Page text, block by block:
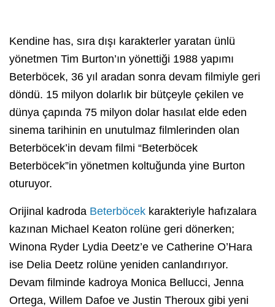
Kendine has, sıra dışı karakterler yaratan ünlü
yönetmen Tim Burton’ın yönettiği 1988 yapımı
Beterböcek, 36 yıl aradan sonra devam filmiyle geri
döndü. 15 milyon dolarlık bir bütçeyle çekilen ve
dünya çapında 75 milyon dolar hasılat elde eden
sinema tarihinin en unutulmaz filmlerinden olan
Beterböcek’in devam filmi “Beterböcek
Beterböcek”in yönetmen koltuğunda yine Burton
oturuyor.
Orijinal kadroda Beterböcek karakteriyle hafızalara
kazınan Michael Keaton rolüne geri dönerken;
Winona Ryder Lydia Deetz’e ve Catherine O’Hara
ise Delia Deetz rolüne yeniden canlandırıyor.
Devam filminde kadroya Monica Bellucci, Jenna
Ortega, Willem Dafoe ve Justin Theroux gibi yeni